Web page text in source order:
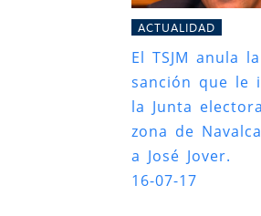
ACTUALIDAD
El TSJM anula la
sanción que le
la Junta
zona de
a José Jover.
16-07-17